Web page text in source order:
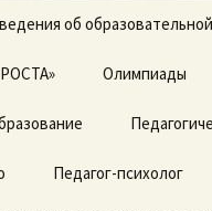
об
сведения
и органы
управления
о
Олимпиады
Педагог-психолог